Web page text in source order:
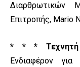
Διαρθρωτικών
Επιτροπής, Mario
* * * Τεχνητή
Ενδιαφέρον